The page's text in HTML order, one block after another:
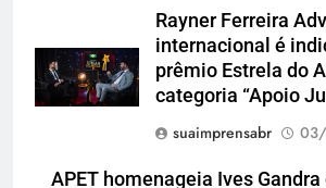
Rayner Ferreira
internacional é
prêmio Estrela do
categoria “Apoio
suaimprensabr
APET homenageia Ives Gandra